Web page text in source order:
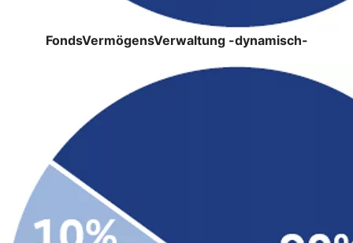
FondsVermögensVerwaltung -dynamisch-